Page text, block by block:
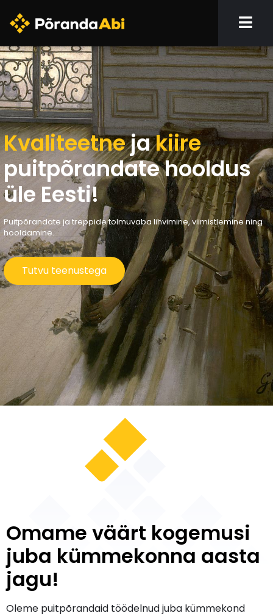
Kvaliteetnejakiire
puitpõrandate hooldus
üle Eesti!
Puitpõrandate ja treppide tolmuvaba lihvimine, viimistlemine ning
hooldamine.
Tutvu teenustega
Omame väärt kogemusi
juba kümmekonna aasta
jagu!
Oleme puitpõrandaid töödelnud juba kümmekond